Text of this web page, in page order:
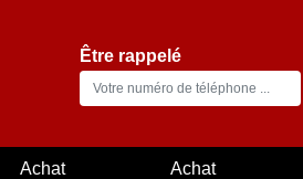
Être rappelé
Achat
Achat